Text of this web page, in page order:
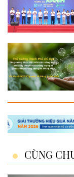
CÙNG